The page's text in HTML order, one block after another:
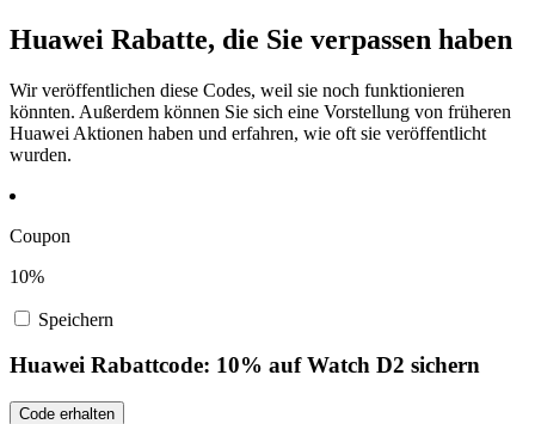
Huawei Rabatte, die Sie verpassen haben
Wir veröffentlichen diese Codes, weil sie noch funktionieren
könnten. Außerdem können Sie sich eine Vorstellung von früheren
Huawei Aktionen haben und erfahren, wie oft sie veröffentlicht
wurden.
Coupon
10%
Speichern
Huawei Rabattcode: 10% auf Watch D2 sichern
Code erhalten